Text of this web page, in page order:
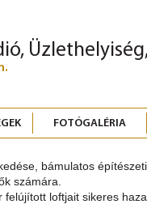
FOTÓGALÉRIA
bámulatos
számára.
felújított loftjait sikeres